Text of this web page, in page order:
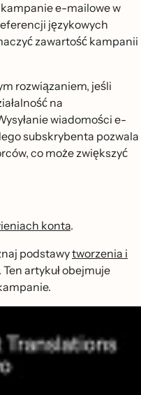
kampanie e-mailowe w
językowych
zawartość kampanii
rozwiązaniem, jeśli
na
wiadomości e-
subskrybenta pozwala
co może zwiększyć
konta.
podstawytworzenia i
. Ten artykuł obejmuje